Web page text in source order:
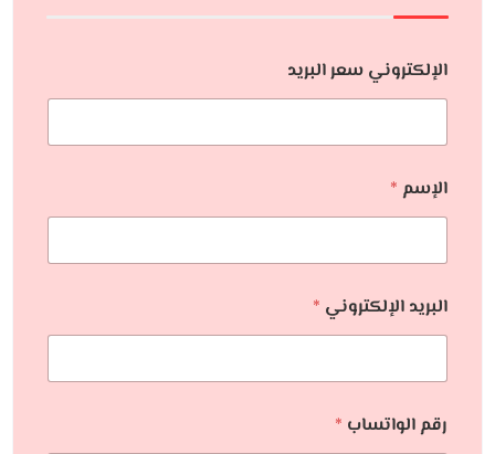
الإلكتروني سعر البريد
الإسم *
البريد الإلكتروني *
رقم الواتساب *